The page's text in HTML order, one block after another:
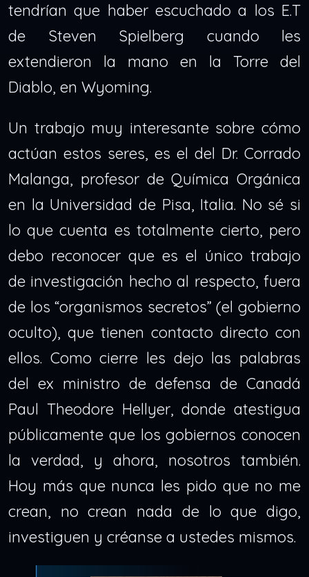
tendrían que haber escuchado a los E.T
de Steven Spielberg cuando les
extendieron la mano en la Torre del
Diablo, en Wyoming.
Un trabajo muy interesante sobre cómo
actúan estos seres, es el del Dr. Corrado
Malanga, profesor de Química Orgánica
en la Universidad de Pisa, Italia. No sé si
lo que cuenta es totalmente cierto, pero
debo reconocer que es el único trabajo
de investigación hecho al respecto, fuera
de los “organismos secretos” (el gobierno
oculto), que tienen contacto directo con
ellos. Como cierre les dejo las palabras
del ex ministro de defensa de Canadá
Paul Theodore Hellyer, donde atestigua
públicamente que los gobiernos conocen
la verdad, y ahora, nosotros también.
Hoy más que nunca les pido que no me
crean, no crean nada de lo que digo,
investiguen y créanse a ustedes mismos.